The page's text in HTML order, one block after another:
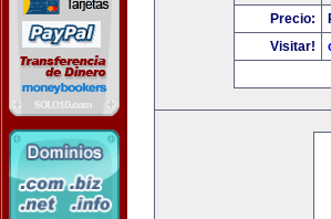
Precio:
Visitar!